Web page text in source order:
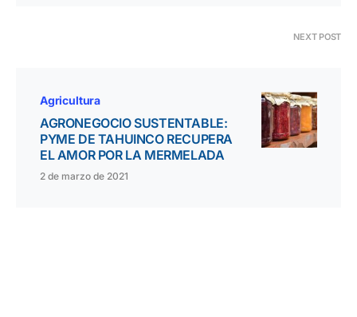
NEXT POST
Agricultura
AGRONEGOCIO SUSTENTABLE:
PYME DE TAHUINCO RECUPERA
EL AMOR POR LA MERMELADA
2 de marzo de 2021